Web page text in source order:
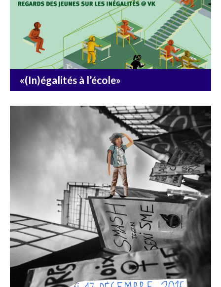
«(In)égalités à l’école»